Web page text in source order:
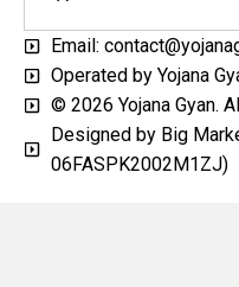
Email:
Operated by Yojana
© 2026 Yojana Gyan.
Designed by Big
06FASPK2002M1ZJ)